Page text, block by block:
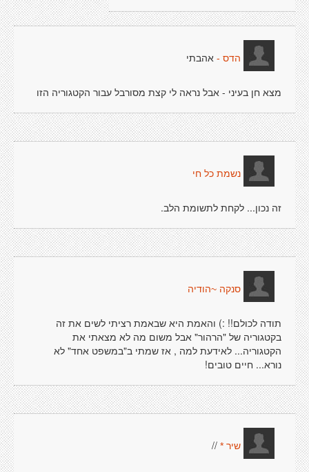
הדס - אהבתי
מצא חן בעיני - אבל נראה לי קצת מסורבל עבור הקטגוריה הזו
נשמת כל חי
זה נכון... לקחת לתשומת הלב.
סנקה ~הודיה
תודה לכולם!! :) והאמת היא שבאמת רציתי לשים את זה
בקטגוריה של "הרהור" אבל משום מה לא מצאתי את
הקטגוריה... לאידעת למה , אז שמתי ב"במשפט אחד" לא
נורא... חיים טובים!
שיר * //